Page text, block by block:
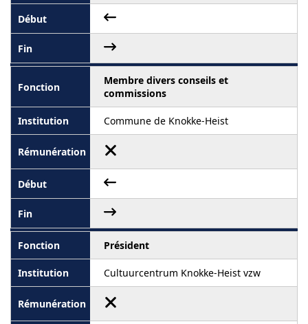
Membre divers conseils et
commissions
Commune de Knokke-Heist
Président
Cultuurcentrum Knokke-Heist vzw